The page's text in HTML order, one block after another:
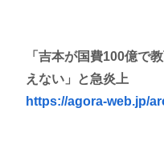
「吉本が国費100億で
えない」と急炎上
https://agora-web.jp/